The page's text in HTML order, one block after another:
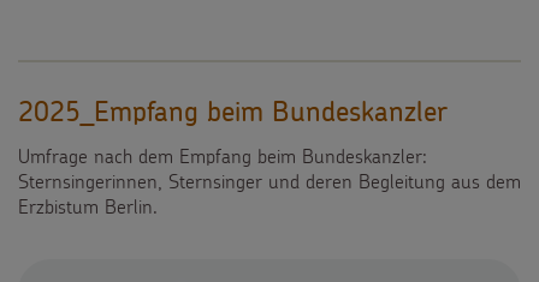
2025_Empfang beim Bundeskanzler
Umfrage nach dem Empfang beim Bundeskanzler:
Sternsingerinnen, Sternsinger und deren Begleitung aus dem
Erzbistum Berlin.